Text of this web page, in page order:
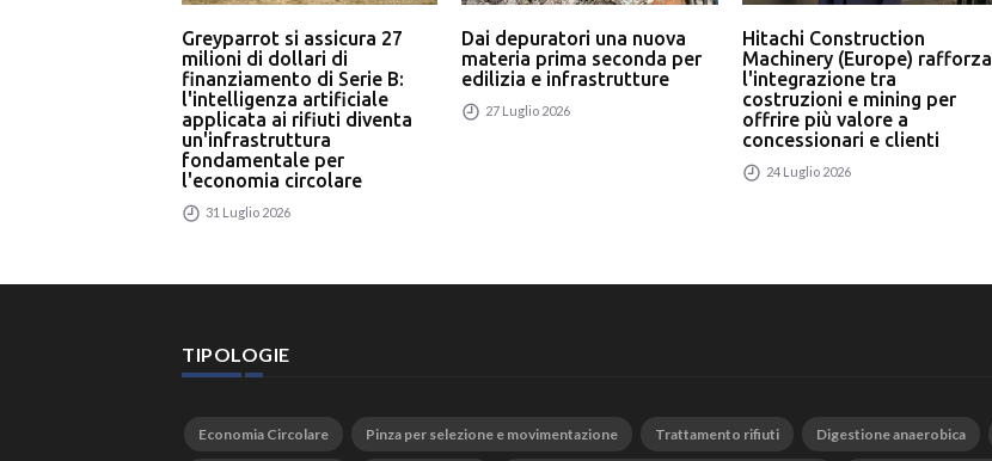
Greyparrot si assicura 27
milioni di dollari di
finanziamento di Serie B:
l'intelligenza artificiale
applicata ai rifiuti diventa
un'infrastruttura
fondamentale per
l'economia circolare
31 Luglio 2026
Dai depuratori una nuova
materia prima seconda per
edilizia e infrastrutture
27 Luglio 2026
Hitachi Construction
Machinery (Europe) rafforza
l'integrazione tra
costruzioni e mining per
offrire più valore a
concessionari e clienti
24 Luglio 2026
TIPOLOGIE
Economia Circolare Pinza per selezione e movimentazione Trattamento rifiuti Digestione anaerobica